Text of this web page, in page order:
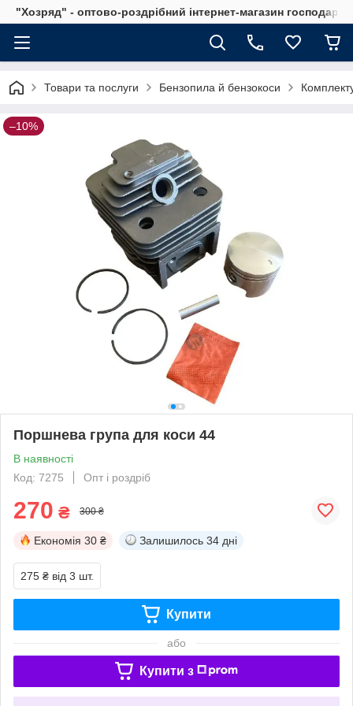
"Хозряд" - оптово-роздрібний інтернет-магазин
Товари та послуги Бензопила й бензокоси
–10%
Поршнева група для коси 44
В наявності
Код: 7275
Опт і роздріб
270 ₴ 300 ₴
Економія 30 ₴ Залишилось 34 дні
275 ₴ від 3 шт.
Купити
або
Купити з